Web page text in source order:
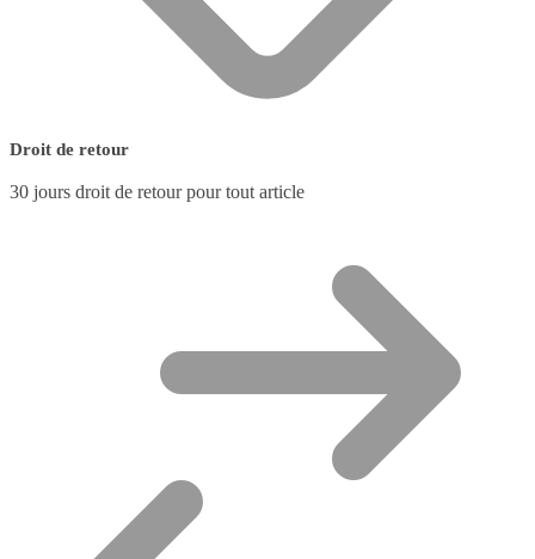
Droit de retour
30 jours droit de retour pour tout article